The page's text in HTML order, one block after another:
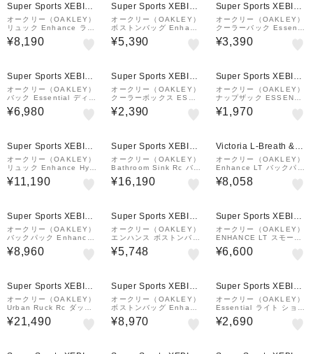
Super Sports XEBIO
&mall店
オークリー（OAKLEY）
リュック Enhance ライ
ト バックパック XL 8.0
FW 黒 40L FOS90184
¥8,190
Super Sports XEBIO
&mall店
オークリー（OAKLEY）
ボストンバッグ Enhanc
e LT M 8.0 Fw 紺 40L
FOS901905-6AC トラ
¥5,390
Super Sports XEBIO
&mall店
オークリー（OAKLEY）
クーラーバック Essenti
al カラー ボックス M 9.
0 グレー FOS901988-7
¥3,390
Super Sports XEBIO
&mall店
オークリー（OAKLEY）
バック Essential ディパ
ック M 9.0 ライトグレ
ー 28L FOS901982-68
¥6,980
Super Sports XEBIO
&mall店
オークリー（OAKLEY）
クーラーボックス ESSE
NTIAL S グレー FOS90
1989-27B 保冷 保温 保
¥2,390
Super Sports XEBIO
&mall店
オークリー（OAKLEY）
ナップザック ESSENTI
AL CODE PACK グレー
FOS901974-25N 靴入
¥1,970
Super Sports XEBIO
&mall店
オークリー（OAKLEY）
リュック Enhance Hyb
rid バックパック L ブラ
ック×ホワイト 35L FOS
¥11,190
Super Sports XEBIO
&mall店
オークリー（OAKLEY）
Bathroom Sink Rc バッ
クパック FOS901477-3
2F
¥16,190
Victoria L-Breath &m
all店
オークリー（OAKLEY）
Enhance LT バックパッ
ク L 9.0 Fw 35L 黒 35
L FOS902149-081 ボ
¥8,058
Super Sports XEBIO
&mall店
オークリー（OAKLEY）
バックパック Enhance
Xl 9.0 カーキ 40L FOS
901980-765 デイバッグ
¥8,960
Super Sports XEBIO
&mall店
オークリー（OAKLEY）
エンハンス ボストンバッ
グ L 8.0 FOS901839-6
AC 60L ネイビー 旅行
¥5,748
Super Sports XEBIO
&mall店
オークリー（OAKLEY）
ENHANCE LT スモール
トートバッグ FOS9022
68-00G
¥6,600
Super Sports XEBIO
&mall店
オークリー（OAKLEY）
Urban Ruck Rc ダッフ
ルバッグ FOS901048-0
0N
¥21,490
Super Sports XEBIO
&mall店
オークリー（OAKLEY）
ボストンバッグ Enhanc
e LT Boston L 9.0 Fw
グレー 45L FOS90215
¥8,970
Super Sports XEBIO
&mall店
オークリー（OAKLEY）
Essential ライト ショル
ダーポーチ FOS901835
-22Y
¥2,690